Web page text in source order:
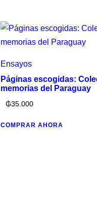
Ensayos
Páginas escogidas:
memorias del Paraguay
₲35.000
COMPRAR AHORA